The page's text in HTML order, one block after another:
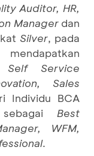
Auditor, HR,
Managerdan
Silver, pada
Self Service
Sales
Individu BCA
sebagai Best
WFM,
.